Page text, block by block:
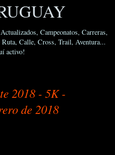
Campeonatos, Carreras,
Calle, Cross, Trail, Aventura...
activo!
2018 - 5K -
de 2018